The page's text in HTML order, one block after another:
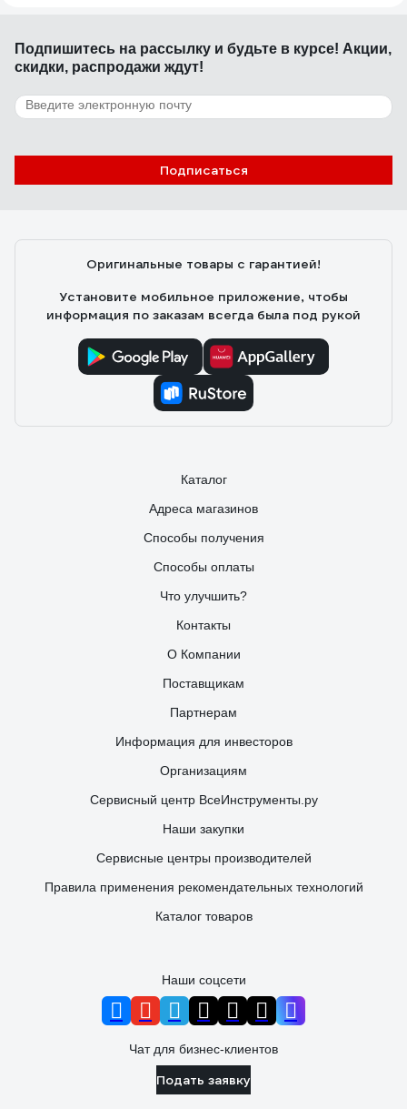
Подпишитесь на рассылку и будьте в курсе! Акции,
скидки, распродажи ждут!
Подписаться
Оригинальные товары с гарантией!
Установите мобильное приложение, чтобы
информация по заказам всегда была под рукой
Каталог
Адреса магазинов
Способы получения
Способы оплаты
Что улучшить?
Контакты
О Компании
Поставщикам
Партнерам
Информация для инвесторов
Организациям
Сервисный центр ВсеИнструменты.ру
Наши закупки
Сервисные центры производителей
Правила применения рекомендательных технологий
Каталог товаров
Наши соцсети
Чат для бизнес-клиентов
Подать заявку